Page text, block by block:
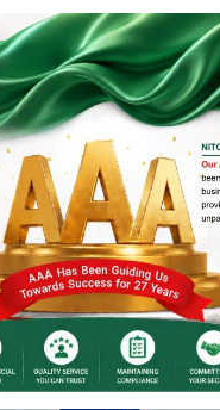
বিদায়ী সপ্তাহে দর
আলম কোল্ড রোল্ড
বিদায়ী সপ্তাহে দর বৃদ্ধির
ফাইন্যান্স
বিদায়ী সপ্তাহে
ইন্ডাস্ট্রিজ
চুয়াডাঙ্গায়
কেন্দ্র, মেহেরপুর এর
কর্মশালা/২০২৫-২৬